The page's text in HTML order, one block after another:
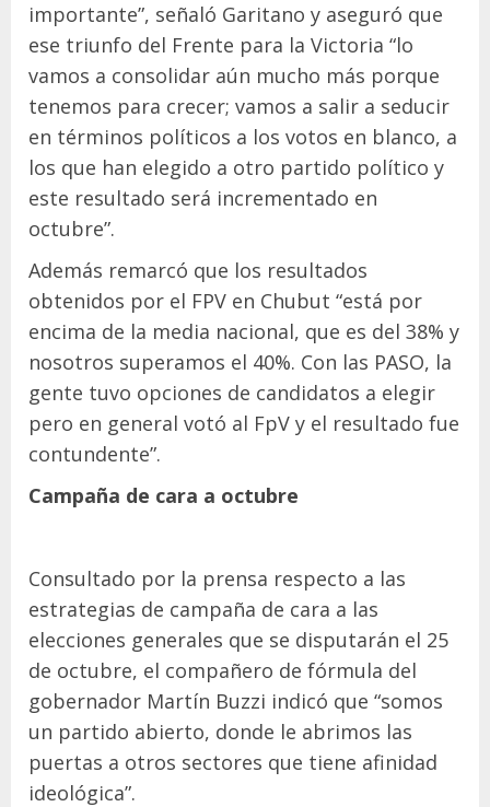
importante”, señaló Garitano y aseguró que
ese triunfo del Frente para la Victoria “lo
vamos a consolidar aún mucho más porque
tenemos para crecer; vamos a salir a seducir
en términos políticos a los votos en blanco, a
los que han elegido a otro partido político y
este resultado será incrementado en
octubre”.
Además remarcó que los resultados
obtenidos por el FPV en Chubut “está por
encima de la media nacional, que es del 38% y
nosotros superamos el 40%. Con las PASO, la
gente tuvo opciones de candidatos a elegir
pero en general votó al FpV y el resultado fue
contundente”.
Campaña de cara a octubre
Consultado por la prensa respecto a las
estrategias de campaña de cara a las
elecciones generales que se disputarán el 25
de octubre, el compañero de fórmula del
gobernador Martín Buzzi indicó que “somos
un partido abierto, donde le abrimos las
puertas a otros sectores que tiene afinidad
ideológica”.